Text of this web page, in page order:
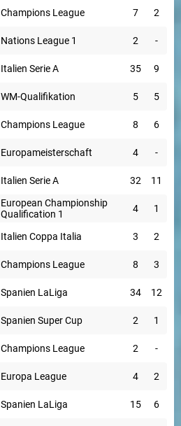
Champions League 7 2
Nations League 1 2 -
Italien Serie A 35 9
WM-Qualifikation 5 5
Champions League 8 6
Europameisterschaft 4 -
Italien Serie A 32 11
European Championship
Qualification 1
4 1
Italien Coppa Italia 3 2
Champions League 8 3
Spanien LaLiga 34 12
Spanien Super Cup 2 1
Champions League 2 -
Europa League 4 2
Spanien LaLiga 15 6